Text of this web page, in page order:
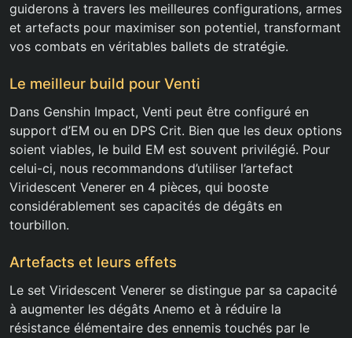
guiderons à travers les meilleures configurations, armes
et artefacts pour maximiser son potentiel, transformant
vos combats en véritables ballets de stratégie.
Le meilleur build pour Venti
Dans Genshin Impact, Venti peut être configuré en
support d’EM ou en DPS Crit. Bien que les deux options
soient viables, le build EM est souvent privilégié. Pour
celui-ci, nous recommandons d’utiliser l’artefact
Viridescent Venerer en 4 pièces, qui booste
considérablement ses capacités de dégâts en
tourbillon.
Artefacts et leurs effets
Le set Viridescent Venerer se distingue par sa capacité
à augmenter les dégâts Anemo et à réduire la
résistance élémentaire des ennemis touchés par le